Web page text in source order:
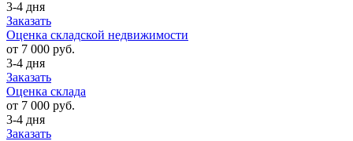
3-4 дня
Заказать
Оценка складской недвижимости
от 7 000 руб.
3-4 дня
Заказать
Оценка склада
от 7 000 руб.
3-4 дня
Заказать